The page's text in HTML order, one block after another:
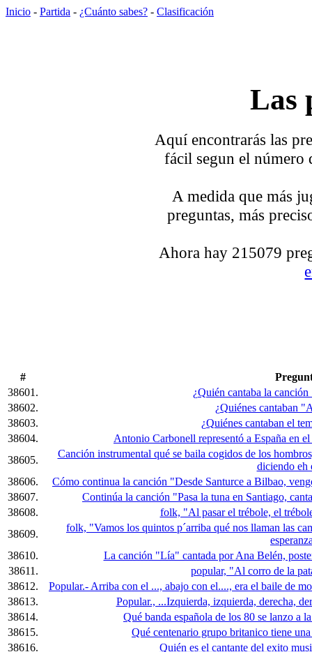
Inicio - Partida - ¿Cuánto sabes? - Clasificación
Las
Aquí encontrarás las
fácil segun el número
A medida que más
preguntas, más
Ahora hay 215079
#
38601.
¿Quién cantaba la
38602.
¿Quiénes cantaban
38603.
¿Quiénes cantaban el
38604.
Antonio Carbonell representó a España en
38605.
Canción instrumental qué se baila cogidos de los
diciendo eh
38606.
Cómo continua la canción "Desde Santurce a Bilbao,
38607.
Continúa la canción "Pasa la tuna en Santiago,
38608.
folk, "Al pasar el trébole, el
38609.
folk, "Vamos los quintos p´arriba qué nos llaman las
38610.
La canción "Lía" cantada por Ana Belén,
38611.
popular, "Al corro de la
38612.
Popular.- Arriba con el ..., abajo con el...., era el baile de
38613.
Popular., ...Izquierda, izquierda, derecha,
38614.
Qué banda española de los 80 se lanzo a
38615.
Qué centenario grupo britanico tiene
38616.
Quién es el cantante del exito